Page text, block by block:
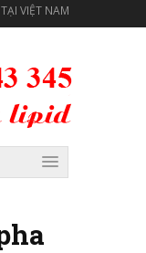
VIỆT NAM